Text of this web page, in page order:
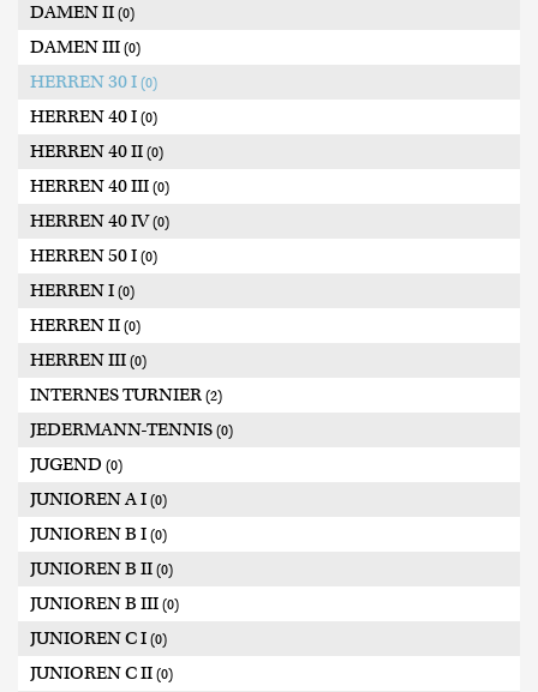
DAMEN II (0)
DAMEN III (0)
HERREN 30 I (0)
HERREN 40 I (0)
HERREN 40 II (0)
HERREN 40 III (0)
HERREN 40 IV(0)
HERREN 50 I (0)
HERREN I (0)
HERREN II (0)
HERREN III (0)
INTERNES TURNIER (2)
JEDERMANN-TENNIS (0)
JUGEND (0)
JUNIOREN A I (0)
JUNIOREN B I (0)
JUNIOREN B II (0)
JUNIOREN B III (0)
JUNIOREN C I (0)
JUNIOREN C II (0)